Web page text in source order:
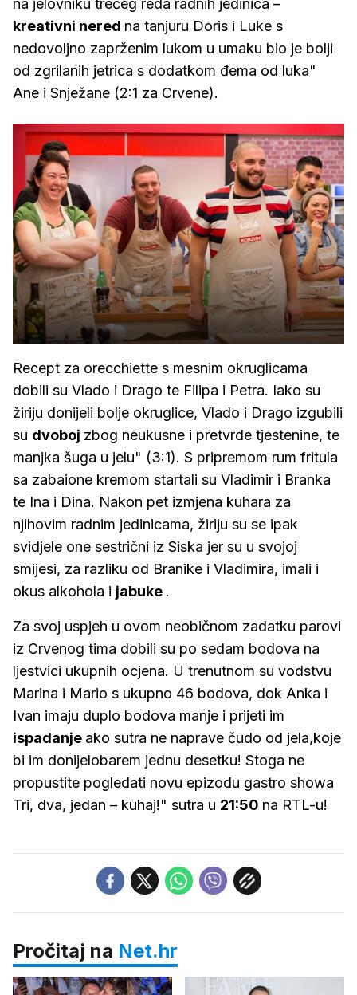
na jelovniku trećeg reda radnih jedinica –
kreativni nered na tanjuru Doris i Luke s
nedovoljno zaprženim lukom u umaku bio je bolji
od zgrilanih jetrica s dodatkom đema od luka"
Ane i Snježane (2:1 za Crvene).
Recept za orecchiette s mesnim okruglicama
dobili su Vlado i Drago te Filipa i Petra. Iako su
žiriju donijeli bolje okruglice, Vlado i Drago izgubili
su dvoboj zbog neukusne i pretvrde tjestenine, te
manjka šuga u jelu" (3:1). S pripremom rum fritula
sa zabaione kremom startali su Vladimir i Branka
te Ina i Dina. Nakon pet izmjena kuhara za
njihovim radnim jedinicama, žiriju su se ipak
svidjele one sestrični iz Siska jer su u svojoj
smijesi, za razliku od Branike i Vladimira, imali i
okus alkohola i jabuke .
Za svoj uspjeh u ovom neobičnom zadatku parovi
iz Crvenog tima dobili su po sedam bodova na
ljestvici ukupnih ocjena. U trenutnom su vodstvu
Marina i Mario s ukupno 46 bodova, dok Anka i
Ivan imaju duplo bodova manje i prijeti im
ispadanje ako sutra ne naprave čudo od jela,koje
bi im donijelobarem jednu desetku! Stoga ne
propustite pogledati novu epizodu gastro showa
Tri, dva, jedan – kuhaj!" sutra u 21:50 na RTL-u!
Pročitaj na Net.hr